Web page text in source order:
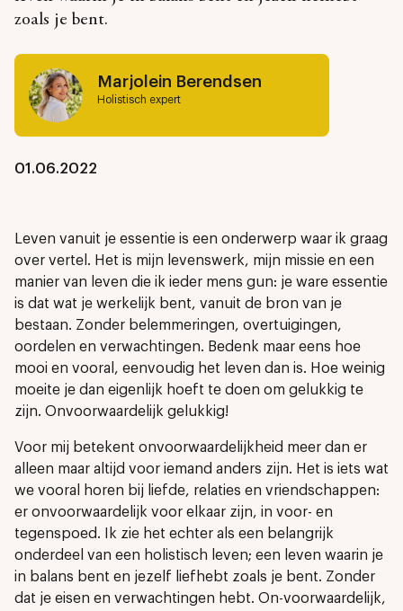
zoals je bent.
Marjolein Berendsen
Holistisch expert
01.06.2022
Leven vanuit je essentie is een onderwerp waar ik graag
over vertel. Het is mijn levenswerk, mijn missie en een
manier van leven die ik ieder mens gun: je ware essentie
is dat wat je werkelijk bent, vanuit de bron van je
bestaan. Zonder belemmeringen, overtuigingen,
oordelen en verwachtingen. Bedenk maar eens hoe
mooi en vooral, eenvoudig het leven dan is. Hoe weinig
moeite je dan eigenlijk hoeft te doen om gelukkig te
zijn. Onvoorwaardelijk gelukkig!
Voor mij betekent onvoorwaardelijkheid meer dan er
alleen maar altijd voor iemand anders zijn. Het is iets wat
we vooral horen bij liefde, relaties en vriendschappen:
er onvoorwaardelijk voor elkaar zijn, in voor- en
tegenspoed. Ik zie het echter als een belangrijk
onderdeel van een holistisch leven; een leven waarin je
in balans bent en jezelf liefhebt zoals je bent. Zonder
dat je eisen en verwachtingen hebt. On-voorwaardelijk,